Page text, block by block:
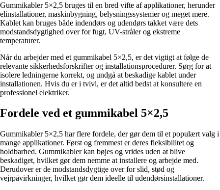
Gummikabler 5×2,5 bruges til en bred vifte af applikationer, herunder
elinstallationer, maskinbygning, belysningssystemer og meget mere.
Kablet kan bruges både indendørs og udendørs takket være dets
modstandsdygtighed over for fugt, UV-stråler og ekstreme
temperaturer.
Når du arbejder med et gummikabel 5×2,5, er det vigtigt at følge de
relevante sikkerhedsforskrifter og installationsprocedurer. Sørg for at
isolere ledningerne korrekt, og undgå at beskadige kablet under
installationen. Hvis du er i tvivl, er det altid bedst at konsultere en
professionel elektriker.
Fordele ved et gummikabel 5×2,5
Gummikabler 5×2,5 har flere fordele, der gør dem til et populært valg i
mange applikationer. Først og fremmest er deres fleksibilitet og
holdbarhed. Gummikabler kan bøjes og vrides uden at blive
beskadiget, hvilket gør dem nemme at installere og arbejde med.
Derudover er de modstandsdygtige over for slid, stød og
vejrpåvirkninger, hvilket gør dem ideelle til udendørsinstallationer.